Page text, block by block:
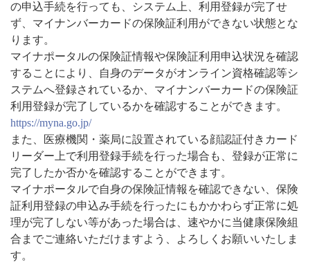
の申込手続を行っても、システム上、利用登録が完了せ
ず、マイナンバーカードの保険証利用ができない状態とな
ります。
マイナポータルの保険証情報や保険証利用申込状況を確認
することにより、自身のデータがオンライン資格確認等シ
ステムへ登録されているか、マイナンバーカードの保険証
利用登録が完了しているかを確認することができます。
https://myna.go.jp/
また、医療機関・薬局に設置されている顔認証付きカード
リーダー上で利用登録手続を行った場合も、登録が正常に
完了したか否かを確認することができます。
マイナポータルで自身の保険証情報を確認できない、保険
証利用登録の申込み手続を行ったにもかかわらず正常に処
理が完了しない等があった場合は、速やかに当健康保険組
合までご連絡いただけますよう、よろしくお願いいたしま
す。